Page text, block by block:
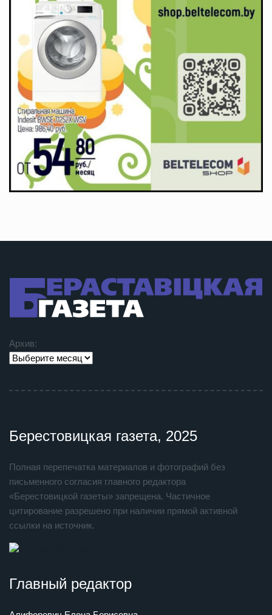
Архив:
Берестовицкая газета, 2025
Полная перепечатка материалов и фотографий без
письменного согласия главного редактора
«Берестовицкой газеты» запрещена. Частичное
цитирование разрешено при наличии прямой активной
ссылки на источник.
Главный редактор